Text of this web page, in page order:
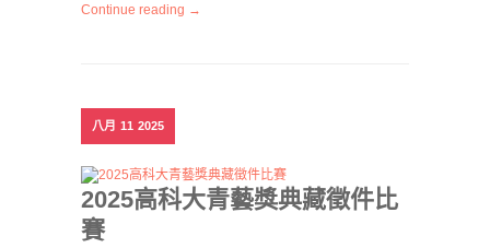
Continue reading →
八月 11 2025
2025高科大青藝獎典藏徵件比
賽